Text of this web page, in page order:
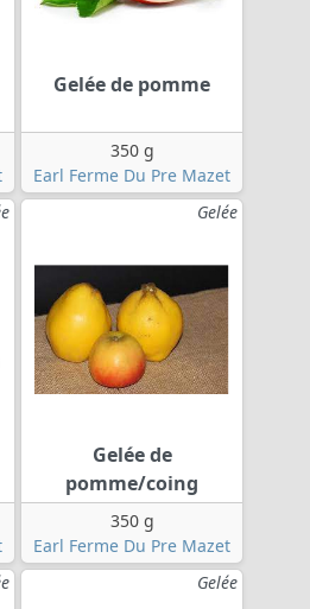
Gelée de pomme
350 g
Earl Ferme Du Pre Mazet
Gelée
Gelée de
pomme/coing
350 g
Earl Ferme Du Pre Mazet
Gelée